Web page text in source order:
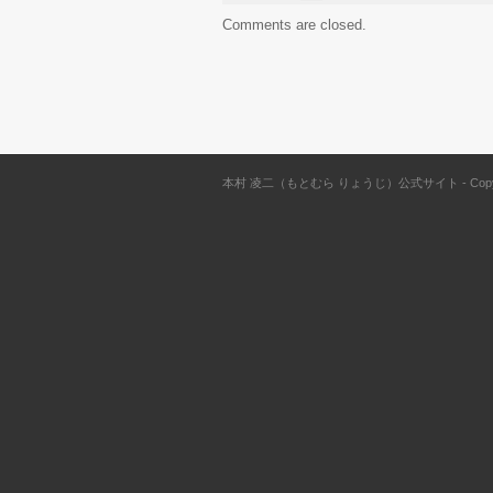
Comments are closed.
本村 凌二（もとむら りょうじ）公式サイト -